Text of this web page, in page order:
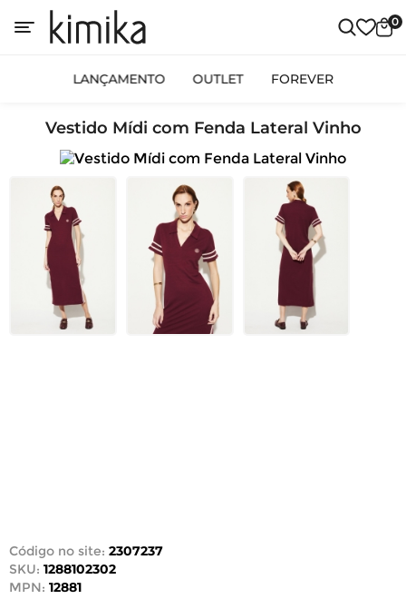
0
LANÇAMENTO OUTLET FOREVER
Vestido Mídi com Fenda Lateral Vinho
Código no site: 2307237
SKU: 1288102302
MPN: 12881